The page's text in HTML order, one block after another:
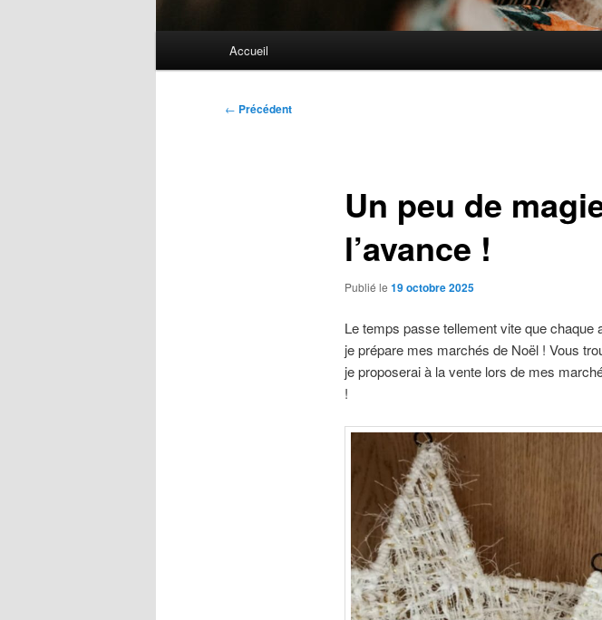
Accueil
Navigation
← Précédent
Un peu de
l’avance !
Publié le 19 octobre 2025
Le temps passe tellement vite que chaque
je prépare mes marchés de Noël ! Vous
je proposerai à la vente lors de mes
!